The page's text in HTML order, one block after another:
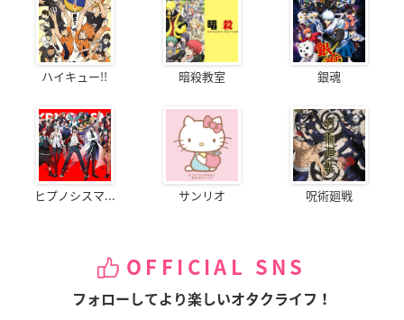
ハイキュー!! 暗殺教室 銀魂
ヒプノシスマ... サンリオ 呪術廻戦
OFFICIAL SNS
フォローしてより楽しいオタクライフ！